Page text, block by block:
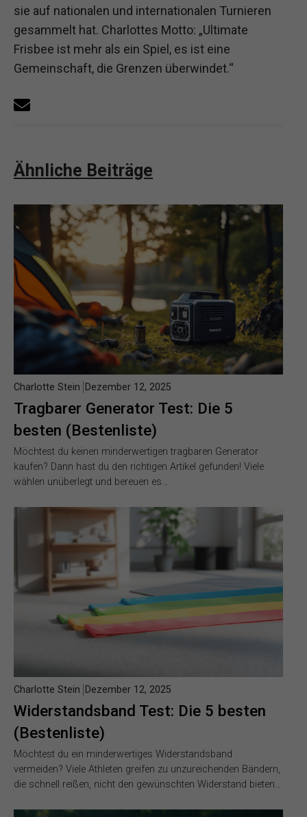
sie auf nationalen und internationalen Turnieren
gesammelt hat. Charlottes Motto: „Ultimate
Frisbee ist mehr als ein Spiel, es ist eine
Gemeinschaft, die Grenzen überwindet.“
Ähnliche Beiträge
Tragbarer Generator Test: Die 5
besten (Bestenliste)
Charlotte Stein Dezember 12, 2025
Möchtest du keinen minderwertigen tragbaren Generator
kaufen? Dann hast du den richtigen Artikel gefunden! Viele
wählen unüberlegt und bereuen es…
Widerstandsband Test: Die 5 besten
(Bestenliste)
Charlotte Stein Dezember 12, 2025
Möchtest du ein minderwertiges Widerstandsband
vermeiden? Viele Athleten greifen zu unzureichenden Bändern,
die schnell reißen, nicht den gewünschten Widerstand bieten…